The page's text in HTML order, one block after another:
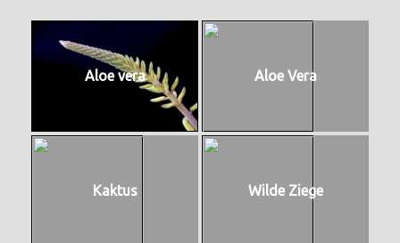
Aloe vera Aloe Vera
Kaktus Wilde Ziege